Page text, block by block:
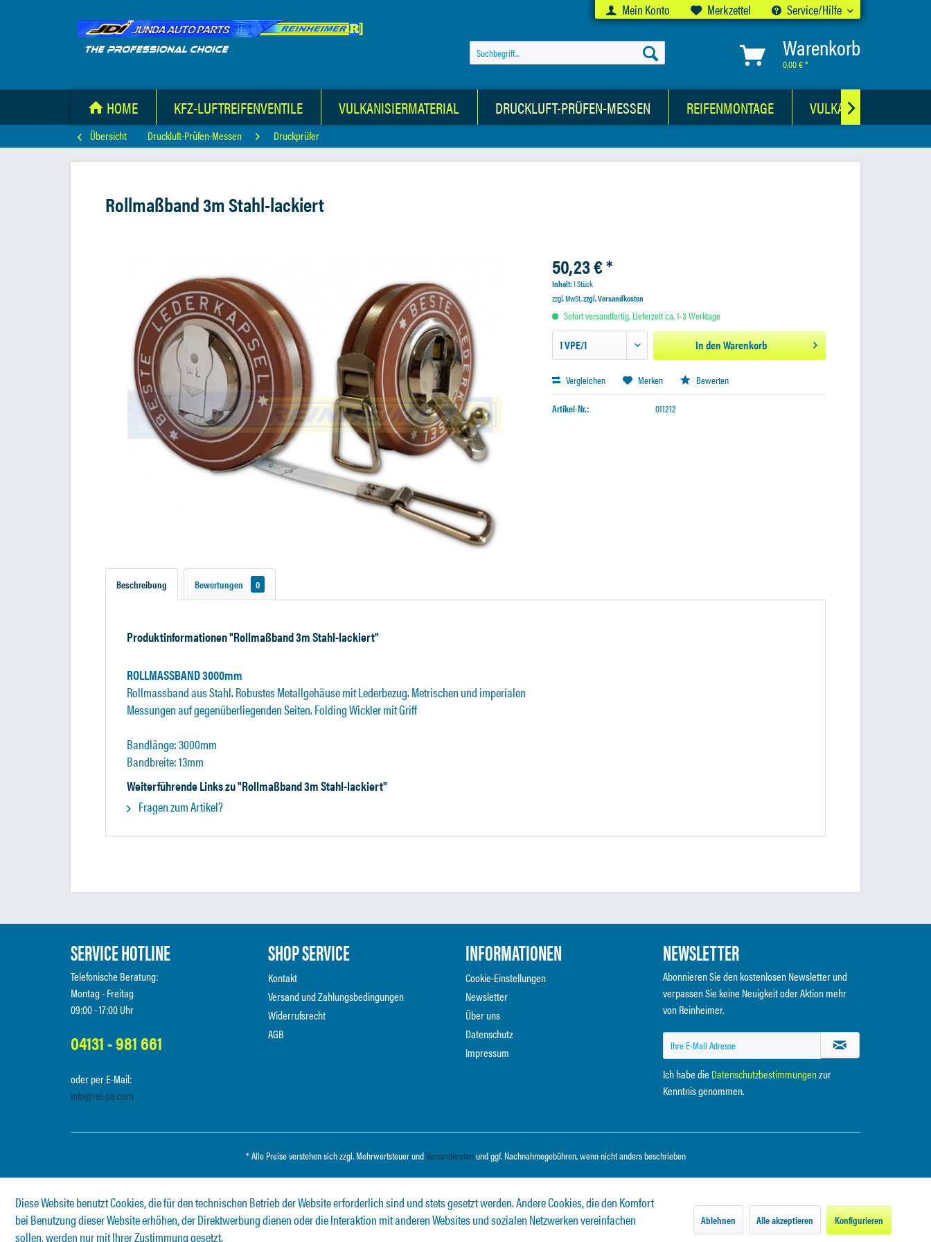
Mein Konto Merkzettel Service/Hilfe
Warenkorb
0,00 € *
HOME KFZ-LUFTREIFENVENTILE VULKANISIERMATERIAL DRUCKLUFT-PRÜFEN-MESSEN REIFENMONTAGE 
Übersicht Druckluft-Prüfen-Messen Druckprüfer
Rollmaßband 3m Stahl-lackiert
50,23 € *
Inhalt:1 Stück
zzgl. MwSt.zzgl. Versandkosten
Sofort versandfertig, Lieferzeit ca. 1-3 Werktage
In denWarenkorb
Vergleichen Merken Bewerten
Artikel-Nr.: 011212
Beschreibung Bewertungen 0
Produktinformationen "Rollmaßband 3m Stahl-lackiert"
ROLLMASSBAND 3000mm
Rollmassband aus Stahl. Robustes Metallgehäuse mit Lederbezug. Metrischen und imperialen
Messungen auf gegenüberliegenden Seiten. Folding Wickler mit Griff
Bandlänge: 3000mm
Bandbreite: 13mm
Weiterführende Links zu "Rollmaßband 3m Stahl-lackiert"
Fragen zum Artikel?
SERVICE HOTLINE
Telefonische Beratung:
Montag - Freitag
09:00 - 17:00 Uhr
04131 - 981 661
oder per E-Mail:
info@rei-pa.com
SHOP SERVICE
Kontakt
Versand und Zahlungsbedingungen
Widerrufsrecht
AGB
INFORMATIONEN
Cookie-Einstellungen
Newsletter
Über uns
Datenschutz
Impressum
NEWSLETTER
Abonnieren Sie den kostenlosen Newsletter und
verpassen Sie keine Neuigkeit oder Aktion mehr
von Reinheimer.
Ich habe die Datenschutzbestimmungenzur
Kenntnis genommen.
* Alle Preise verstehen sich zzgl. Mehrwertsteuer undVersandkostenund ggf. Nachnahmegebühren, wenn nicht anders beschrieben
Diese Website benutzt Cookies, die für den technischen Betrieb der Website erforderlich sind und stets gesetzt werden. Andere Cookies, die den Komfort
bei Benutzung dieser Website erhöhen, der Direktwerbung dienen oder die Interaktion mit anderen Websites und sozialen Netzwerken vereinfachen
sollen, werden nur mit Ihrer Zustimmung gesetzt.
Ablehnen Alle akzeptieren Konfigurieren